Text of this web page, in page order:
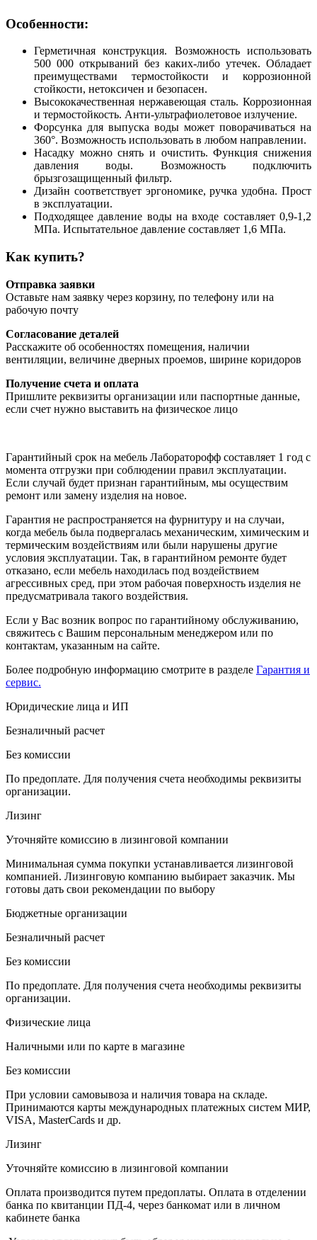
Особенности:
Герметичная конструкция. Возможность использовать
500 000 открываний без каких-либо утечек. Обладает
преимуществами термостойкости и коррозионной
стойкости, нетоксичен и безопасен.
Высококачественная нержавеющая сталь. Коррозионная
и термостойкость. Анти-ультрафиолетовое излучение.
Форсунка для выпуска воды может поворачиваться на
360°. Возможность использовать в любом направлении.
Насадку можно снять и очистить. Функция снижения
давления воды. Возможность подключить
брызгозащищенный фильтр.
Дизайн соответствует эргономике, ручка удобна. Прост
в эксплуатации.
Подходящее давление воды на входе составляет 0,9-1,2
МПа. Испытательное давление составляет 1,6 МПа.
Как купить?
Отправка заявки
Оставьте нам заявку через корзину, по телефону или на
рабочую почту
Согласование деталей
Расскажите об особенностях помещения, наличии
вентиляции, величине дверных проемов, ширине коридоров
Получение счета и оплата
Пришлите реквизиты организации или паспортные данные,
если счет нужно выставить на физическое лицо
Гарантийный срок на мебель Лабораторофф составляет 1 год с
момента отгрузки при соблюдении правил эксплуатации.
Если случай будет признан гарантийным, мы осуществим
ремонт или замену изделия на новое.
Гарантия не распространяется на фурнитуру и на случаи,
когда мебель была подвергалась механическим, химическим и
термическим воздействиям или были нарушены другие
условия эксплуатации. Так, в гарантийном ремонте будет
отказано, если мебель находилась под воздействием
агрессивных сред, при этом рабочая поверхность изделия не
предусматривала такого воздействия.
Если у Вас возник вопрос по гарантийному обслуживанию,
свяжитесь с Вашим персональным менеджером или по
контактам, указанным на сайте.
Более подробную информацию смотрите в разделе Гарантия и
сервис.
Юридические лица и ИП
Безналичный расчет
Без комиссии
По предоплате. Для получения счета необходимы реквизиты
организации.
Лизинг
Уточняйте комиссию в лизинговой компании
Минимальная сумма покупки устанавливается лизинговой
компанией. Лизинговую компанию выбирает заказчик. Мы
готовы дать свои рекомендации по выбору
Бюджетные организации
Безналичный расчет
Без комиссии
По предоплате. Для получения счета необходимы реквизиты
организации.
Физические лица
Наличными или по карте в магазине
Без комиссии
При условии самовывоза и наличия товара на складе.
Принимаются карты международных платежных систем МИР,
VISA, MasterCards и др.
Лизинг
Уточняйте комиссию в лизинговой компании
Оплата производится путем предоплаты. Оплата в отделении
банка по квитанции ПД-4, через банкомат или в личном
кабинете банка